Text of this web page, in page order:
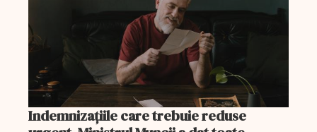
Indemnizațiile care trebuie reduse